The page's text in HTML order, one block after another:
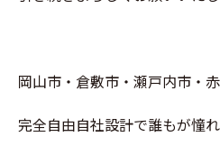
岡山市・倉敷市・瀬戸内市・
完全自由自社設計で誰もが憧